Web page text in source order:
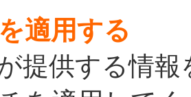
適用する
提供する情